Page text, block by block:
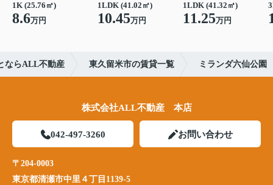
1K (25.76㎡)
8.6万円
1LDK (41.02㎡)
10.45万円
1LDK (41.32㎡)
11.25万円
ならALL不動産 東久留米市の賃貸一覧 ミランダ六仙公園
株式会社ALL不動産 本店
042-497-3260 お問い合わせ
〒204-0003
東京都清瀬市中里４丁目1139-5